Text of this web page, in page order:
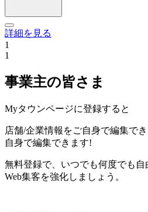
詳細を見る
1
1
事業主の皆さま
Myタウンページに登録すると
店舗/企業情報をご自身で編集で
自身で編集できます!
無料登録で、いつでも何度でも自
Web集客を強化しましょう。